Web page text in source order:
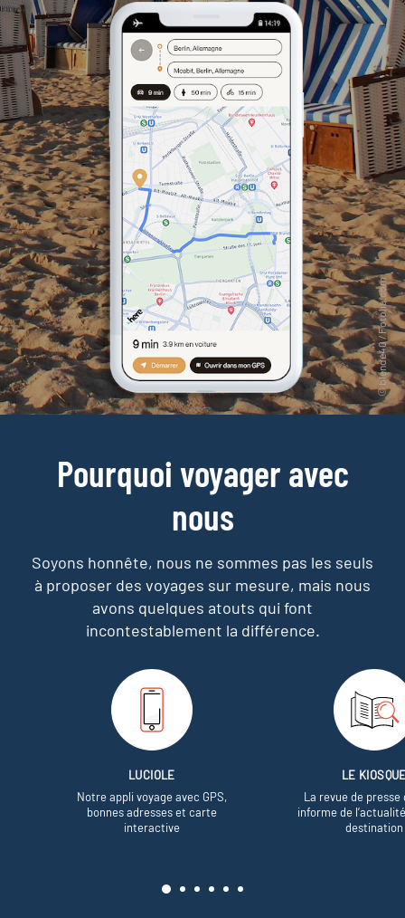
Pourquoi voyager avec
nous
Soyons honnête, nous ne sommes pas les seuls
à proposer des voyages sur mesure, mais nous
avons quelques atouts qui font
incontestablement la différence.
LUCIOLE
Notre appli voyage avec GPS,
bonnes adresses et carte
interactive
LE
La revue de presse
informe de
destination